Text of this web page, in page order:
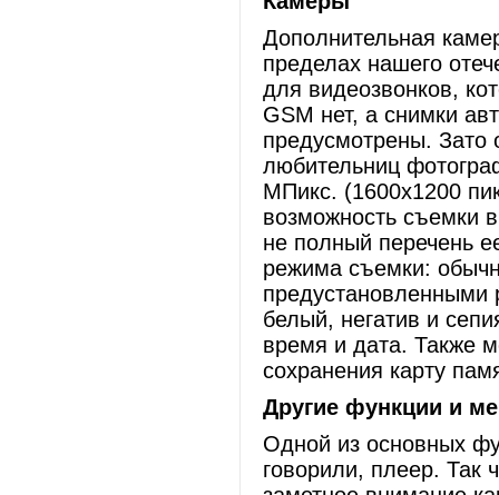
Дополнительная
пределах нашего
для видеозвонков,
GSM нет, а снимки
предусмотрены. Зато
любительниц
МПикс. (1600х1200
возможность съемки
не полный перечень
режима съемки:
белый, негатив и
время и дата. Также
сохранения карту
Другие функции и
Одной из основных
говорили, плеер. Так